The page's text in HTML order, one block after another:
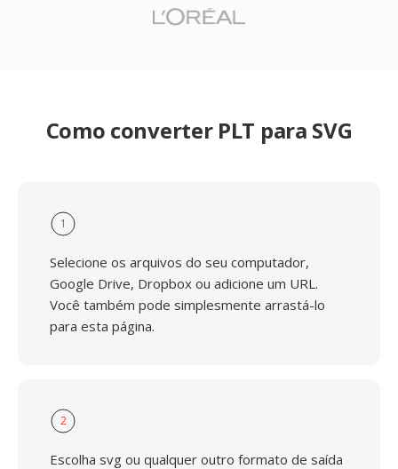
Como converter PLT para SVG
1
Selecione os arquivos do seu computador,
Google Drive, Dropbox ou adicione um URL.
Você também pode simplesmente arrastá-lo
para esta página.
2
Escolha svg ou qualquer outro formato de saída